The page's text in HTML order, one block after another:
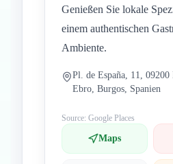
Genießen Sie lokale
einem authentischen
Ambiente.
Pl. de España, 11, 09200
Ebro, Burgos, Spanien
Source: Google Places
Maps